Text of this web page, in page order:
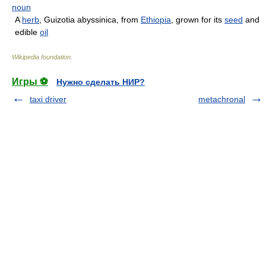
noun
A herb , Guizotia abyssinica, from Ethiopia , grown for its seed and
edible oil
Wikipedia foundation
Игры ⚽
Нужно сделать НИР?
taxi driver
metachronal